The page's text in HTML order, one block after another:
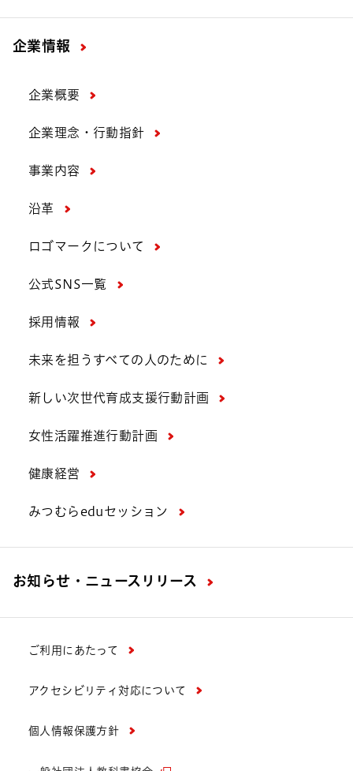
企業情報
企業概要
企業理念・行動指針
事業内容
沿革
ロゴマークについて
公式SNS一覧
採用情報
未来を担うすべての人のために
新しい次世代育成支援行動計画
女性活躍推進行動計画
健康経営
みつむらeduセッション
お知らせ・ニュースリリース
ご利用にあたって
アクセシビリティ対応について
個人情報保護方針